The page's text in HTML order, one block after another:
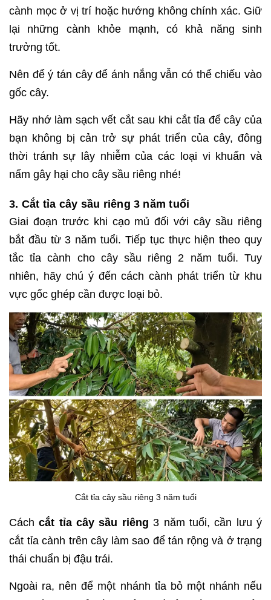
cành mọc ở vị trí hoặc hướng không chính xác. Giữ
lại những cành khỏe mạnh, có khả năng sinh
trưởng tốt.
Nên để ý tán cây để ánh nắng vẫn có thể chiếu vào
gốc cây.
Hãy nhớ làm sạch vết cắt sau khi cắt tỉa để cây của
bạn không bị cản trở sự phát triển của cây, đông
thời tránh sự lây nhiễm của các loại vi khuẩn và
nấm gây hại cho cây sầu riêng nhé!
3. Cắt tỉa cây sầu riêng 3 năm tuổi
Giai đoạn trước khi cạo mủ đối với cây sầu riêng
bắt đầu từ 3 năm tuổi. Tiếp tục thực hiện theo quy
tắc tỉa cành cho cây sầu riêng 2 năm tuổi. Tuy
nhiên, hãy chú ý đến cách cành phát triển từ khu
vực gốc ghép cần được loại bỏ.
Cắt tỉa cây sầu riêng 3 năm tuổi
Cáchcắt tỉa cây sầu riêng 3 năm tuổi, cần lưu ý
cắt tỉa cành trên cây làm sao để tán rộng và ở trạng
thái chuẩn bị đậu trái.
Ngoài ra, nên để một nhánh tỉa bỏ một nhánh nếu